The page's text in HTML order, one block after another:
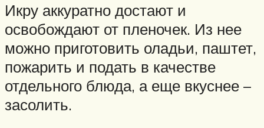
Икру аккуратно достают и
освобождают от пленочек. Из нее
можно приготовить оладьи, паштет,
пожарить и подать в качестве
отдельного блюда, а еще вкуснее –
засолить.